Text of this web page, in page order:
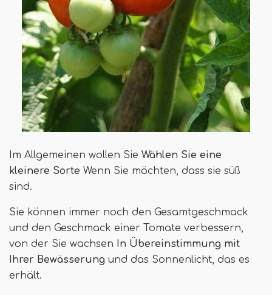
Im Allgemeinen wollen Sie Wählen Sie eine
kleinere Sorte Wenn Sie möchten, dass sie süß
sind.
Sie können immer noch den Gesamtgeschmack
und den Geschmack einer Tomate verbessern,
von der Sie wachsen In Übereinstimmung mit
Ihrer Bewässerung und das Sonnenlicht, das es
erhält.